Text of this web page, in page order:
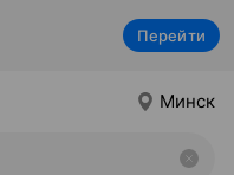
Перейти
Минск